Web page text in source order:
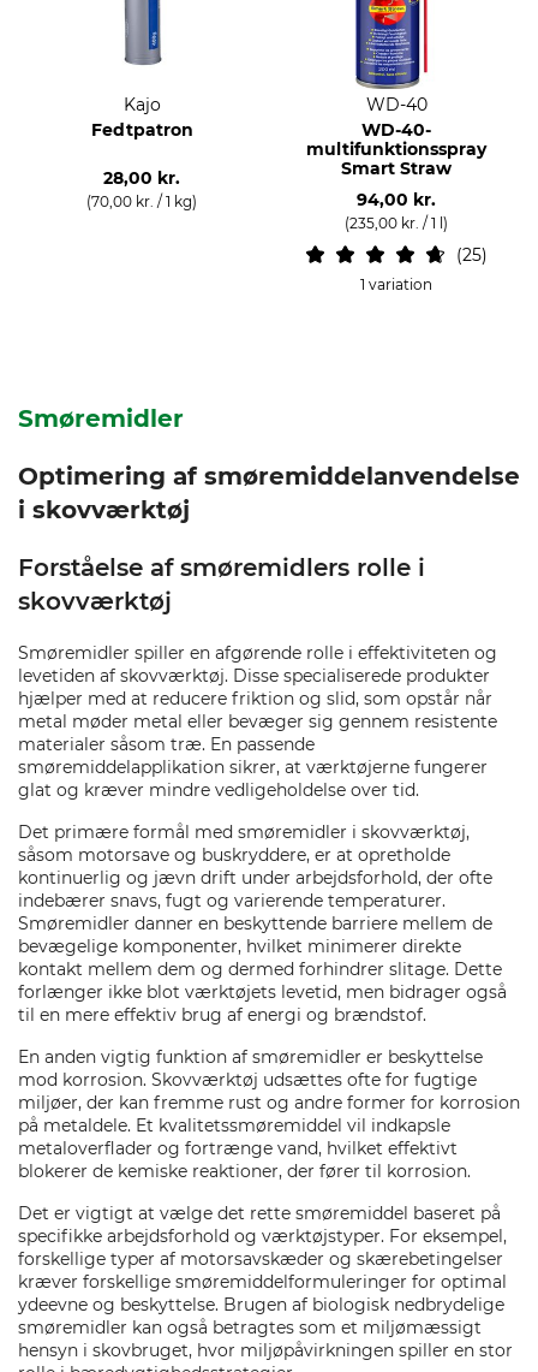
Kajo
Fedtpatron
28,00 kr.
(70,00 kr. / 1 kg)
WD-40
WD-40-
multifunktionsspray
Smart Straw
94,00 kr.
(235,00 kr. / 1 l)
25
1 variation
Smøremidler
Optimering af smøremiddelanvendelse
i skovværktøj
Forståelse af smøremidlers rolle i
skovværktøj
Smøremidler spiller en afgørende rolle i effektiviteten og
levetiden af skovværktøj. Disse specialiserede produkter
hjælper med at reducere friktion og slid, som opstår når
metal møder metal eller bevæger sig gennem resistente
materialer såsom træ. En passende
smøremiddelapplikation sikrer, at værktøjerne fungerer
glat og kræver mindre vedligeholdelse over tid.
Det primære formål med smøremidler i skovværktøj,
såsom motorsave og buskryddere, er at opretholde
kontinuerlig og jævn drift under arbejdsforhold, der ofte
indebærer snavs, fugt og varierende temperaturer.
Smøremidler danner en beskyttende barriere mellem de
bevægelige komponenter, hvilket minimerer direkte
kontakt mellem dem og dermed forhindrer slitage. Dette
forlænger ikke blot værktøjets levetid, men bidrager også
til en mere effektiv brug af energi og brændstof.
En anden vigtig funktion af smøremidler er beskyttelse
mod korrosion. Skovværktøj udsættes ofte for fugtige
miljøer, der kan fremme rust og andre former for korrosion
på metaldele. Et kvalitetssmøremiddel vil indkapsle
metaloverflader og fortrænge vand, hvilket effektivt
blokerer de kemiske reaktioner, der fører til korrosion.
Det er vigtigt at vælge det rette smøremiddel baseret på
specifikke arbejdsforhold og værktøjstyper. For eksempel,
forskellige typer af motorsavskæder og skærebetingelser
kræver forskellige smøremiddelformuleringer for optimal
ydeevne og beskyttelse. Brugen af biologisk nedbrydelige
smøremidler kan også betragtes som et miljømæssigt
hensyn i skovbruget, hvor miljøpåvirkningen spiller en stor